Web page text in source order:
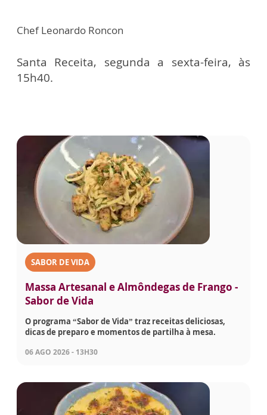
Chef Leonardo Roncon
Santa Receita, segunda a sexta-feira, às
15h40.
SABOR DE VIDA
Massa Artesanal e Almôndegas de Frango -
Sabor de Vida
O programa “Sabor de Vida” traz receitas deliciosas,
dicas de preparo e momentos de partilha à mesa.
06 AGO 2026 - 13H30